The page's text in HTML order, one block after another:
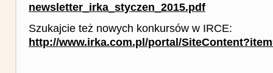
newsletter_irka_styczen_2015.pdf
Szukajcie też nowych konkursów w IRCE:
http://www.irka.com.pl/portal/